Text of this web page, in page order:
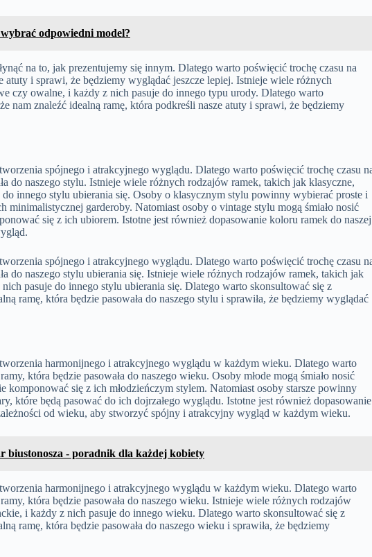
odpowiedni model?
na to, jak prezentujemy się innym. Dlatego warto poświęcić trochę czasu na
atuty i sprawi, że będziemy wyglądać jeszcze lepiej. Istnieje wiele różnych
czy owalne, i każdy z nich pasuje do innego typu urody. Dlatego warto
nam znaleźć idealną ramę, która podkreśli nasze atuty i sprawi, że będziemy
spójnego i atrakcyjnego wyglądu. Dlatego warto poświęcić trochę czasu
do naszego stylu. Istnieje wiele różnych rodzajów ramek, takich jak klasyczne,
innego stylu ubierania się. Osoby o klasycznym stylu powinny wybierać proste i
minimalistycznej garderoby. Natomiast osoby o vintage stylu mogą śmiało nosić
się z ich ubiorem. Istotne jest również dopasowanie koloru ramek do naszej
spójnego i atrakcyjnego wyglądu. Dlatego warto poświęcić trochę czasu
do naszego stylu ubierania się. Istnieje wiele różnych rodzajów ramek, takich jak
pasuje do innego stylu ubierania się. Dlatego warto skonsultować się z
ramę, która będzie pasowała do naszego stylu i sprawiła, że będziemy wyglądać
harmonijnego i atrakcyjnego wyglądu w każdym wieku. Dlatego warto
która będzie pasowała do naszego wieku. Osoby młode mogą śmiało nosić
komponować się z ich młodzieńczym stylem. Natomiast osoby starsze powinny
które będą pasować do ich dojrzałego wyglądu. Istotne jest również dopasowanie
od wieku, aby stworzyć spójny i atrakcyjny wygląd w każdym wieku.
biustonosza - poradnik dla każdej kobiety
harmonijnego i atrakcyjnego wyglądu w każdym wieku. Dlatego warto
która będzie pasowała do naszego wieku. Istnieje wiele różnych rodzajów
i każdy z nich pasuje do innego wieku. Dlatego warto skonsultować się z
ramę, która będzie pasowała do naszego wieku i sprawiła, że będziemy